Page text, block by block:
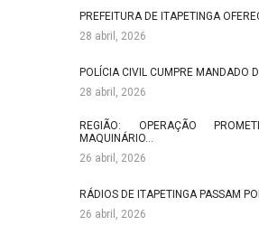
PREFEITURA DE ITAPETINGA
28 abril, 2026
POLÍCIA CIVIL CUMPRE MANDADO
28 abril, 2026
REGIÃO: OPERAÇÃO
MAQUINÁRIO…
26 abril, 2026
RÁDIOS DE ITAPETINGA PASSAM
26 abril, 2026